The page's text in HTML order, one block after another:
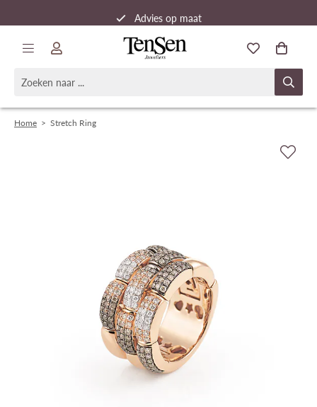
Advies op maat
Snelle verzending
Home > Stretch Ring